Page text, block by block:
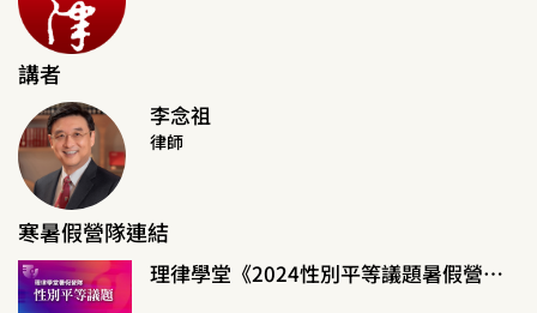
講者
李念祖
律師
寒暑假營隊連結
理律學堂《2024性別平等議題暑假營隊》